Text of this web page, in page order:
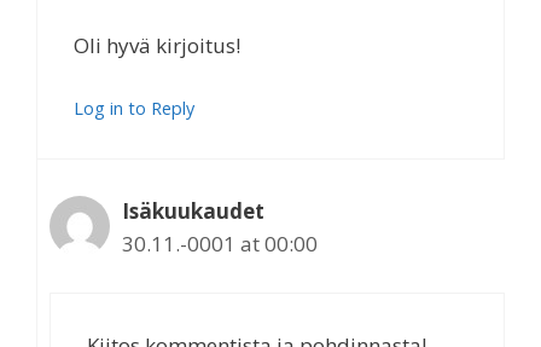
Oli hyvä kirjoitus!
Log in to Reply
Isäkuukaudet
30.11.-0001 at 00:00